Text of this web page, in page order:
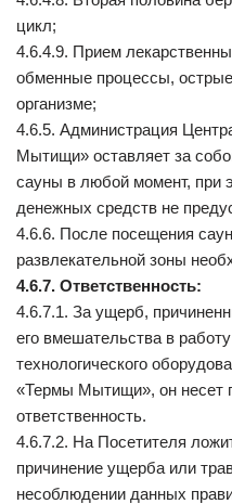
цикл;
4.6.4.9. Прием
обменные процессы,
организме;
4.6.5. Администрация
Мытищи» оставляет за
сауны в любой момент, при
денежных средств не
4.6.6. После посещения
развлекательной зоны
4.6.7. Ответственность:
4.6.7.1. За ущерб,
его вмешательства в
технологического
«Термы Мытищи», он несет
ответственность.
4.6.7.2. На Посетителя
причинение ущерба или
несоблюдении данных